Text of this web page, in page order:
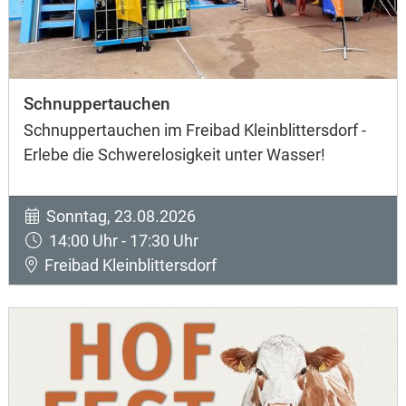
Schnuppertauchen
Schnuppertauchen im Freibad Kleinblittersdorf -
Erlebe die Schwerelosigkeit unter Wasser!
Sonntag, 23.08.2026
14:00 Uhr - 17:30 Uhr
Freibad Kleinblittersdorf